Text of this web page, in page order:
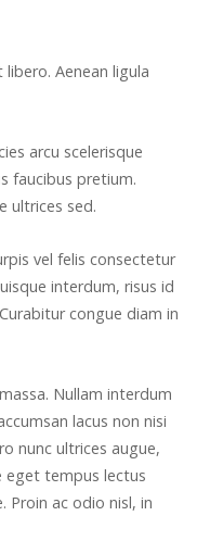
Aenean ligula
arcu scelerisque
faucibus pretium.
ultrices sed.
vel felis consectetur
interdum, risus id
congue diam in
Nullam interdum
lacus non nisi
nunc ultrices augue,
eget tempus lectus
Proin ac odio nisl, in